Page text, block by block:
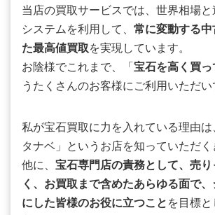
当店の買取サービスでは、世界相場
システムを利用して、 常に変動する
た最高値買取を実現しています。
お陰様でこれまで、「 宝石を高く買っ
うたくさんのお客様にご利用いただい
私が宝石買取に力を入れている理由は
タナベ」というお店を知っていただ
他に、 宝石専門店の責務として、売
く、お買取まで含めたあらゆる面で
にした皆様のお役に立つこと を目標